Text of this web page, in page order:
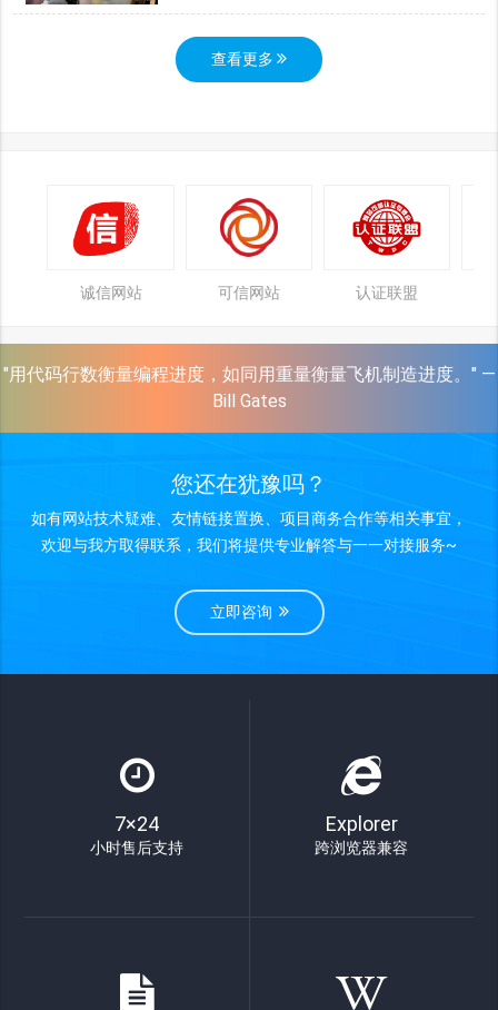
查看更多
诚信网站 可信网站 认证联盟
"用代码行数衡量编程进度，如同用重量衡量飞机制造进度。" —
Bill Gates
您还在犹豫吗？
如有网站技术疑难、友情链接置换、项目商务合作等相关事宜，
欢迎与我方取得联系，我们将提供专业解答与一一对接服务~
立即咨询
7×24
小时售后支持
Explorer
跨浏览器兼容